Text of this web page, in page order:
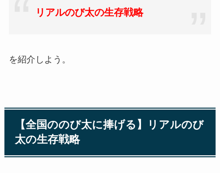
リアルのび太の生存戦略
を紹介しよう。
【全国ののび太に捧げる】リアルのび
太の生存戦略